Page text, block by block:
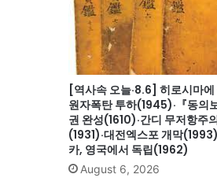
[역사속 오늘·8.6] 히로시마
원자폭탄 투하(1945)·『동의
권 완성(1610)·간디 무저항주
(1931)·대전엑스포 개막
카, 영국에서 독립(1962)
August 6, 2026